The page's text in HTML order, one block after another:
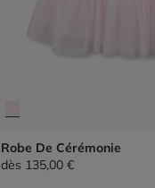
Robe De Cérémonie
dès 135,00 €